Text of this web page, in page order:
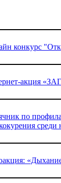
конкурс
акция
по